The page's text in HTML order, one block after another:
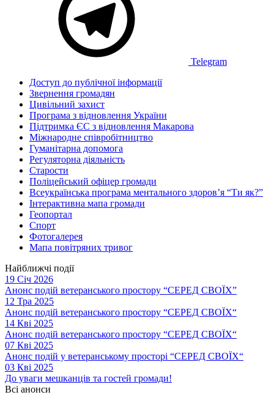
Telegram
Доступ до публічної інформації
Звернення громадян
Цивільний захист
Програма з відновлення України
Підтримка ЄС з відновлення Макарова
Міжнародне співробітництво
Гуманітарна допомога
Регуляторна діяльність
Старости
Поліцейський офіцер громади
Всеукраїнська програма ментального здоров’я “Ти як?”
Інтерактивна мапа громади
Геопортал
Спорт
Фотогалерея
Мапа повітряних тривог
Найближчі події
19 Січ 2026
Анонс подій ветеранського простору “СЕРЕД СВОЇХ”
12 Тра 2025
Анонс подій ветеранського простору “СЕРЕД СВОЇХ“
14 Кві 2025
Анонс подій ветеранського простору “СЕРЕД СВОЇХ“
07 Кві 2025
Анонс подій у ветеранському просторі “СЕРЕД СВОЇХ“
03 Кві 2025
До уваги мешканців та гостей громади!
Всі анонси